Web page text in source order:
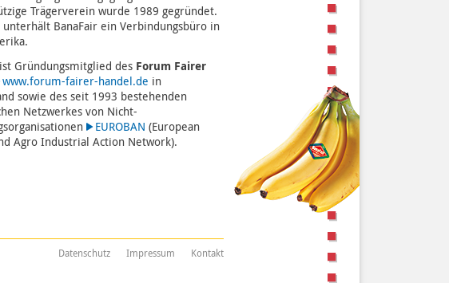
Trägerverein wurde 1989 gegründet.
unterhält BanaFair ein Verbindungsbüro in
Gründungsmitglied des Forum Fairer
www.forum-fairer-handel.de in
sowie des seit 1993 bestehenden
Netzwerkes von Nicht-
EUROBAN (European
Agro Industrial Action Network).
Kontakt
Impressum
Datenschutz